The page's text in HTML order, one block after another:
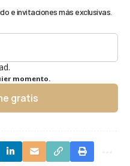
e invitaciones más exclusivas.
momento.
gratis